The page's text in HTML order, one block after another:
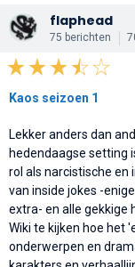
flaphead
75 berichten
Kaos seizoen 1
Lekker anders dan
hedendaagse setting
rol als narcistische en
van inside jokes -
extra- en alle gekkige
Wiki te kijken hoe het
onderwerpen en